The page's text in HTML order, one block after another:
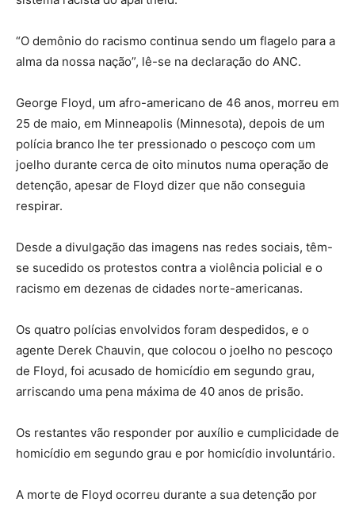
“O demônio do racismo continua sendo um flagelo para a
alma da nossa nação”, lê-se na declaração do ANC.
George Floyd, um afro-americano de 46 anos, morreu em
25 de maio, em Minneapolis (Minnesota), depois de um
polícia branco lhe ter pressionado o pescoço com um
joelho durante cerca de oito minutos numa operação de
detenção, apesar de Floyd dizer que não conseguia
respirar.
Desde a divulgação das imagens nas redes sociais, têm-
se sucedido os protestos contra a violência policial e o
racismo em dezenas de cidades norte-americanas.
Os quatro polícias envolvidos foram despedidos, e o
agente Derek Chauvin, que colocou o joelho no pescoço
de Floyd, foi acusado de homicídio em segundo grau,
arriscando uma pena máxima de 40 anos de prisão.
Os restantes vão responder por auxílio e cumplicidade de
homicídio em segundo grau e por homicídio involuntário.
A morte de Floyd ocorreu durante a sua detenção por